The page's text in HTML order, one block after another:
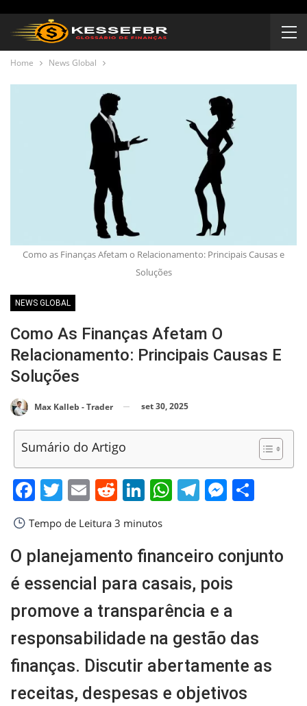
Home News Global
Como as Finanças Afetam o Relacionamento: Principais Causas e
Soluções
NEWS GLOBAL
Como As Finanças Afetam O
Relacionamento: Principais Causas E
Soluções
Max Kalleb - Trader set 30, 2025
Sumário do Artigo
Facebook
Twitter
EmailReddit
LinkedIn
WhatsApp
Telegram
Tempo de Leitura 3 minutos
O planejamento financeiro conjunto
é essencial para casais, pois
promove a transparência e a
responsabilidade na gestão das
finanças. Discutir abertamente as
receitas, despesas e objetivos